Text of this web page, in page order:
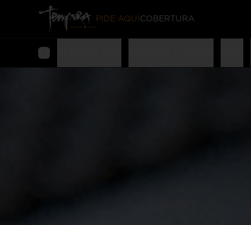
PIDE AQUÍ COBERTURA